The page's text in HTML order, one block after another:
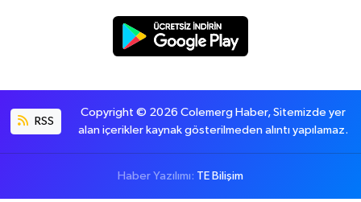
RSS
Copyright © 2026 Colemerg Haber, Sitemizde yer
alan içerikler kaynak gösterilmeden alıntı yapılamaz.
Haber Yazılımı: TE Bilişim